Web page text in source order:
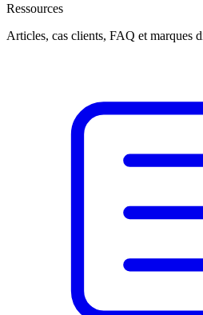
Ressources
Articles, cas clients, FAQ et marques